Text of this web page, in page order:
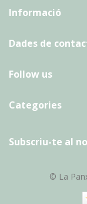
Informació
Dades de
Follow us
Categories
Subscriu-te al
© La